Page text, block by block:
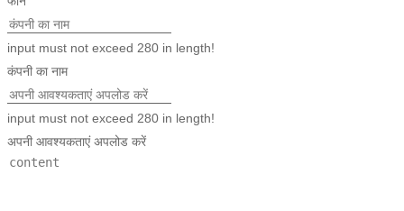
input must not exceed 280 in length!
कंपनी का नाम
input must not exceed 280 in length!
अपनी आवश्यकताएं अपलोड करें